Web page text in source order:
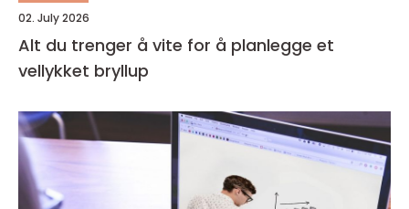
02. July 2026
Alt du trenger å vite for å planlegge et
vellykket bryllup